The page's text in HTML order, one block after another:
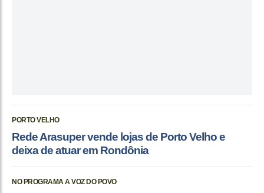
PORTO VELHO
Rede Arasuper vende lojas de Porto Velho e
deixa de atuar em Rondônia
NO PROGRAMA A VOZ DO POVO